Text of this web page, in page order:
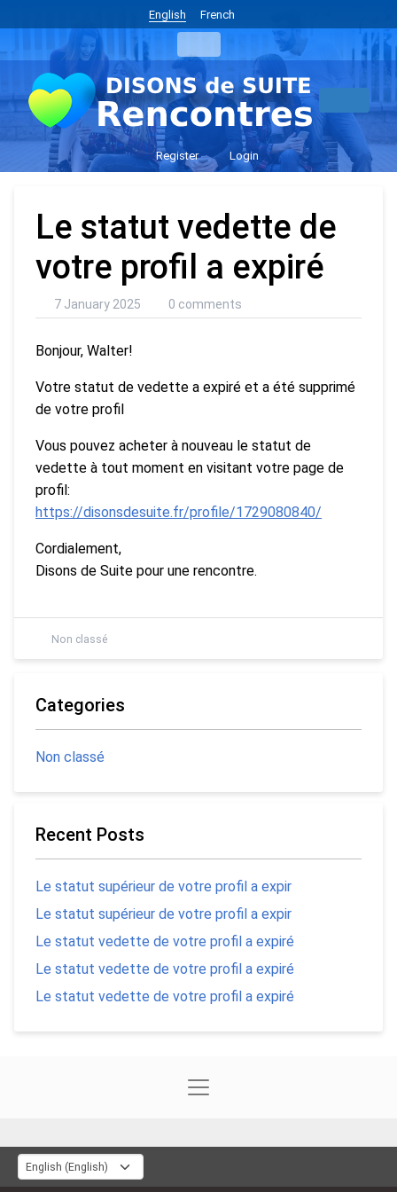
English French
Register Login
Le statut vedette de
votre profil a expiré
7 January 2025 0 comments
Bonjour, Walter!
Votre statut de vedette a expiré et a été supprimé
de votre profil
Vous pouvez acheter à nouveau le statut de
vedette à tout moment en visitant votre page de
profil:
https://disonsdesuite.fr/profile/1729080840/
Cordialement,
Disons de Suite pour une rencontre.
Non classé
Categories
Non classé
Recent Posts
Le statut supérieur de votre profil a expir
Le statut supérieur de votre profil a expir
Le statut vedette de votre profil a expiré
Le statut vedette de votre profil a expiré
Le statut vedette de votre profil a expiré